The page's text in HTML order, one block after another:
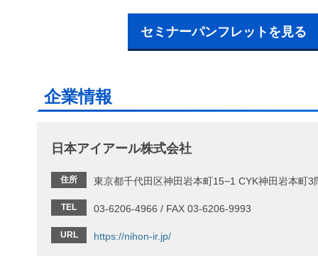
セミナーパンフレットを見る
企業情報
日本アイアール株式会社
住所 東京都千代田区神田岩本町15−1 CYK神田岩本町3
TEL 03-6206-4966 / FAX 03-6206-9993
URL https://nihon-ir.jp/